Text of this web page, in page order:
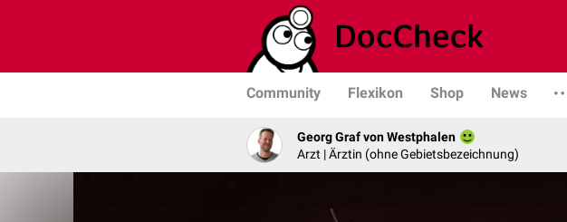
Community Flexikon Shop News
Georg Graf von Westphalen
Arzt | Ärztin (ohne Gebietsbezeichnung)